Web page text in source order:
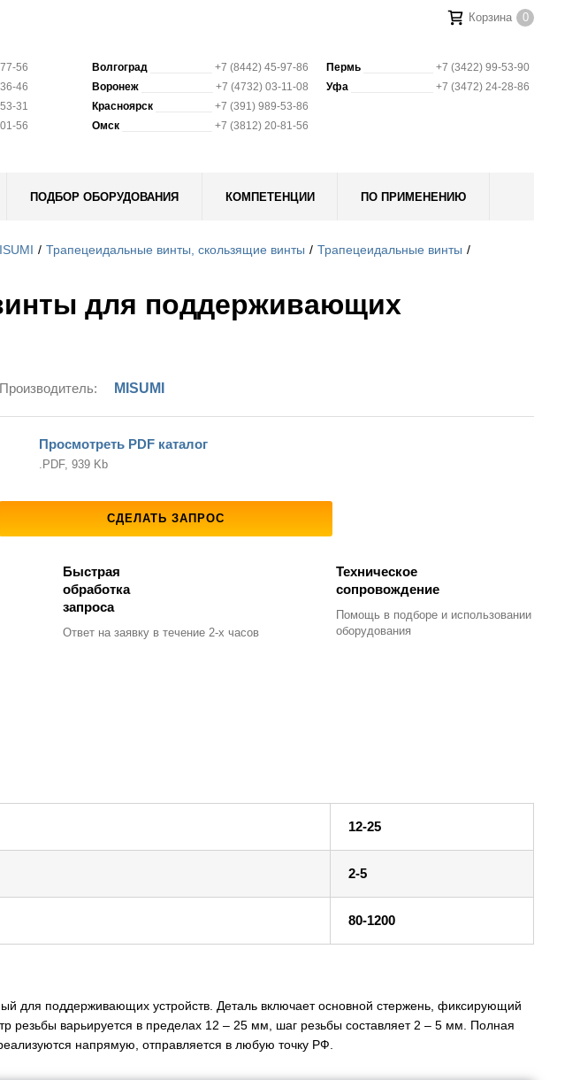
Корзина 0
56
46
31
56
Волгоград
+7 (8442) 45-97-86
Воронеж
+7 (4732) 03-11-08
Красноярск
+7 (391) 989-53-86
Омск
+7 (3812) 20-81-56
Пермь
+7 (3422) 99-53-90
Уфа
+7 (3472) 24-28-86
ПОДБОР ОБОРУДОВАНИЯ КОМПЕТЕНЦИИ ПО ПРИМЕНЕНИЮ
Трапецеидальные винты, скользящие винты Трапецеидальные винты
для поддерживающих
Производитель: MISUMI
Просмотреть PDF каталог
.PDF, 939 Kb
СДЕЛАТЬ ЗАПРОС
Быстрая
обработка
запроса
Ответ на заявкув течение 2-х часов
Техническое
сопровождение
Помощь в подбореи использовании
оборудования
12-25
2-5
80-1200
для поддерживающих устройств. Деталь включает основной стержень, фиксирующий
резьбы варьируется в пределах 12 – 25 мм, шаг резьбы составляет 2 – 5 мм. Полная
напрямую, отправляется в любую точку РФ.